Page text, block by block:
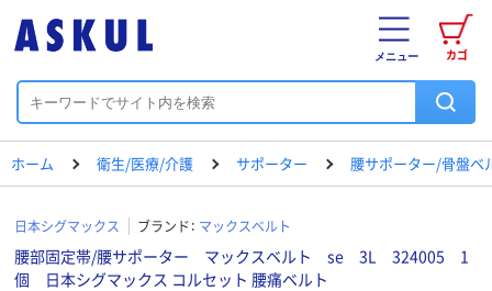
カゴ
メニュー
ホーム 衛生/医療/介護 サポーター 腰サポーター/骨盤ベ
日本シグマックス ブランド： マックスベルト
腰部固定帯/腰サポーター マックスベルト se 3L 324005 1
個 日本シグマックス コルセット 腰痛ベルト